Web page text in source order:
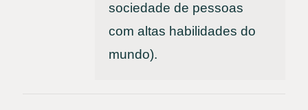
sociedade de pessoas
com altas habilidades do
mundo).